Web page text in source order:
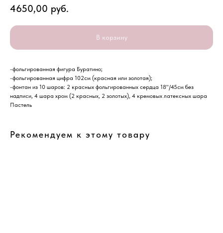
4650,00 руб.
В корзину
-фольгированная фигура Буратино;
-фольгированная цифра 102см (красная или золотая);
-фонтан из 10 шаров: 2 красных фольгированных сердца 18"/45см без
надписи, 4 шара хром (2 красных, 2 золотых), 4 кремовых латексных шара
Пастель
Рекомендуем к этому товару